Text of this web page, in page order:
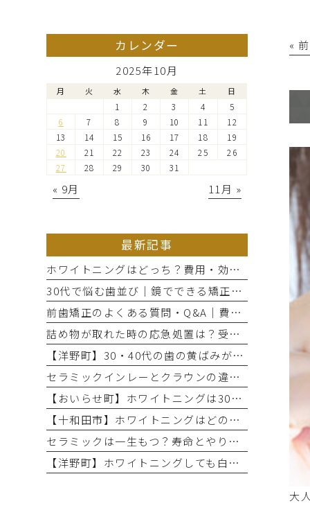
«
大
カレンダー
2025年10月
月 火 水 木 金 土 日
1 2 3 4
5
6
7 8 9 10 11
12
13
14 15 16 17 18
19
20
21 22 23 24 25
26
27
28 29 30 31
« 9月 11月 »
最新記事
ホワイトニングはどっち？費用・効果・期間の違いから選び方を解説
30代で悩む歯並び｜鏡でできる矯正セルフチェックと将来のリスク
前歯矯正のよくある質問・Q&A｜費用・期間と部分矯正の適応を解説
詰め物が取れた時の応急処置は？受診までのNG行動と放置リスク
【洋野町】30・40代の歯の黄ばみが気になる方へ｜ホワイトニングで変わる歯と印象
セラミックインレーとクラウンの違いとは？治療範囲別に適した選択肢を解説
【おいらせ町】ホワイトニングは30・40代でも効果ある？年代別の特徴と始める前に知っておきたいこと
【十和田市】ホワイトニングはどのくらい持つ？持続期間と長持ちさせるコツ
セラミックは一生もつ？寿命とやり直しが必要になるケース
【洋野町】ホワイトニングしても白くならない理由とは？効果が出にくい人の特徴